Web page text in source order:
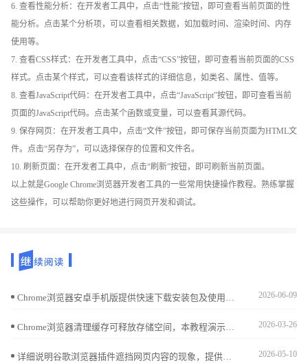
6. 查看性能分析：在开发者工具中，点击“性能”按钮，即可查看当前页面的性
能分析。点击某个分析项，可以查看相关数据，如加载时间、渲染时间、内存
使用等。
7. 查看CSS样式：在开发者工具中，点击“CSS”按钮，即可查看当前页面的CSS
样式。点击某个样式，可以查看该样式的详细信息，如类名、属性、值等。
8. 查看JavaScript代码：在开发者工具中，点击“JavaScript”按钮，即可查看当前
页面的JavaScript代码。点击某个函数或变量，可以查看其源代码。
9. 保存网页：在开发者工具中，点击“文件”按钮，即可保存当前页面为HTML文
件。点击“另存为”，可以选择保存的位置和文件名。
10. 刷新页面：在开发者工具中，点击“刷新”按钮，即可刷新当前页面。
以上就是Google Chrome浏览器开发者工具的一些常用快捷操作教程。熟练掌握
这些操作，可以帮助你更好地进行网页开发和调试。
Chrome浏览器安卓手机版提供快速下载安装包及使用方法。步骤包括移动端账户同步、浏览数据迁移及推送通知管理，使用户能快速适应新设备并保障移动浏览体验流畅。 2026-06-09
Chrome浏览器清理缓存可释放存储空间，本教程演示操作方法并分析清理前后的网页加载差异，帮助用户平衡性能与速度，保持流畅浏览体验。 2026-03-26
详细说明谷歌浏览器插件遮挡网页内容的现象，提供调整插件浮层位置的有效技巧，改善浏览体验。 2026-05-10